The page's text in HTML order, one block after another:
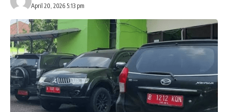
April 20, 2026 5:13 pm